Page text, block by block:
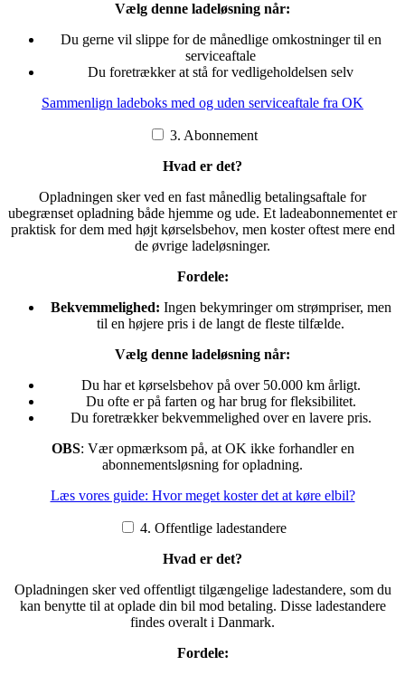
Vælg denne ladeløsning når:
Du gerne vil slippe for de månedlige omkostninger til en
serviceaftale
Du foretrækker at stå for vedligeholdelsen selv
Sammenlign ladeboks med og uden serviceaftale fra OK
3. Abonnement
Hvad er det?
Opladningen sker ved en fast månedlig betalingsaftale for
ubegrænset opladning både hjemme og ude. Et ladeabonnementet er
praktisk for dem med højt kørselsbehov, men koster oftest mere end
de øvrige ladeløsninger.
Fordele:
Bekvemmelighed: Ingen bekymringer om strømpriser, men
til en højere pris i de langt de fleste tilfælde.
Vælg denne ladeløsning når:
Du har et kørselsbehov på over 50.000 km årligt.
Du ofte er på farten og har brug for fleksibilitet.
Du foretrækker bekvemmelighed over en lavere pris.
OBS: Vær opmærksom på, at OK ikke forhandler en
abonnementsløsning for opladning.
Læs vores guide: Hvor meget koster det at køre elbil?
4. Offentlige ladestandere
Hvad er det?
Opladningen sker ved offentligt tilgængelige ladestandere, som du
kan benytte til at oplade din bil mod betaling. Disse ladestandere
findes overalt i Danmark.
Fordele: